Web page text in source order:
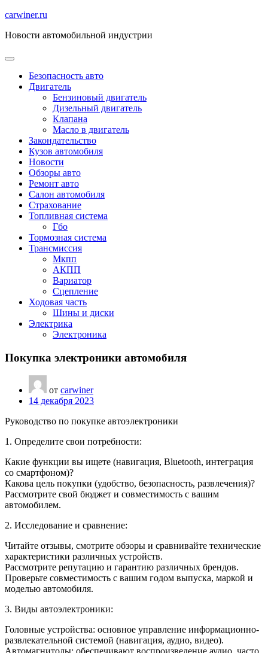
Перейти
содержимому
carwiner.ru
Новости автомобильной индустрии
Безопасность авто
Двигатель
Бензиновый двигатель
Дизельный двигатель
Клапана
Масло в двигатель
Закондательство
Кузов автомобиля
Новости
Обзоры авто
Ремонт авто
Салон автомобиля
Страхование
Топливная система
Гбо
Тормозная система
Трансмиссия
Мкпп
АКПП
Вариатор
Сцепление
Ходовая часть
Шины и диски
Электрика
Электроника
Покупка электроники автомобиля
от carwiner
14 декабря 2023
Руководство по покупке автоэлектроники
1. Определите свои потребности:
Какие функции вы ищете (навигация, Bluetooth, интеграция
со смартфоном)?
Какова цель покупки (удобство, безопасность, развлечения)?
Рассмотрите свой бюджет и совместимость с вашим
автомобилем.
2. Исследование и сравнение:
Читайте отзывы, смотрите обзоры и сравнивайте технические
характеристики различных устройств.
Рассмотрите репутацию и гарантию различных брендов.
Проверьте совместимость с вашим годом выпуска, маркой и
моделью автомобиля.
3. Виды автоэлектроники:
Головные устройства: основное управление информационно-
развлекательной системой (навигация, аудио, видео).